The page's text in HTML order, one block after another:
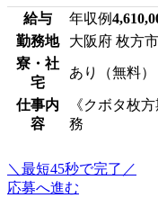
給与 年収例
勤務地
大阪府 枚方市
寮・社
宅
あり（無料）
仕事内
容
《クボタ枚
務
＼最短45秒で完了／
応募へ進む